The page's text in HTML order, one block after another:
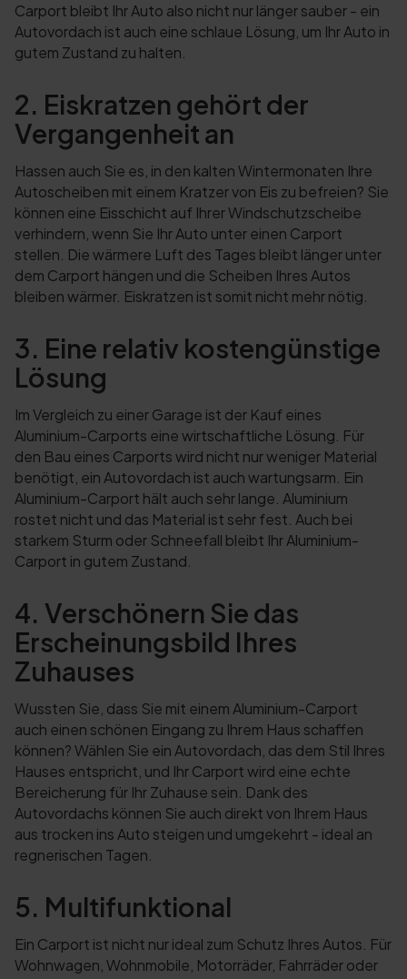
Carport bleibt Ihr Auto also nicht nur länger sauber - ein
Autovordach ist auch eine schlaue Lösung, um Ihr Auto in
gutem Zustand zu halten.
2. Eiskratzen gehört der
Vergangenheit an
Hassen auch Sie es, in den kalten Wintermonaten Ihre
Autoscheiben mit einem Kratzer von Eis zu befreien? Sie
können eine Eisschicht auf Ihrer Windschutzscheibe
verhindern, wenn Sie Ihr Auto unter einen Carport
stellen. Die wärmere Luft des Tages bleibt länger unter
dem Carport hängen und die Scheiben Ihres Autos
bleiben wärmer. Eiskratzen ist somit nicht mehr nötig.
3. Eine relativ kostengünstige
Lösung
Im Vergleich zu einer Garage ist der Kauf eines
Aluminium-Carports eine wirtschaftliche Lösung. Für
den Bau eines Carports wird nicht nur weniger Material
benötigt, ein Autovordach ist auch wartungsarm. Ein
Aluminium-Carport hält auch sehr lange. Aluminium
rostet nicht und das Material ist sehr fest. Auch bei
starkem Sturm oder Schneefall bleibt Ihr Aluminium-
Carport in gutem Zustand.
4. Verschönern Sie das
Erscheinungsbild Ihres
Zuhauses
Wussten Sie, dass Sie mit einem Aluminium-Carport
auch einen schönen Eingang zu Ihrem Haus schaffen
können? Wählen Sie ein Autovordach, das dem Stil Ihres
Hauses entspricht, und Ihr Carport wird eine echte
Bereicherung für Ihr Zuhause sein. Dank des
Autovordachs können Sie auch direkt von Ihrem Haus
aus trocken ins Auto steigen und umgekehrt - ideal an
regnerischen Tagen.
5. Multifunktional
Ein Carport ist nicht nur ideal zum Schutz Ihres Autos. Für
Wohnwagen, Wohnmobile, Motorräder, Fahrräder oder